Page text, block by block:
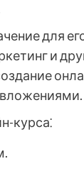
для
и
курса⁚